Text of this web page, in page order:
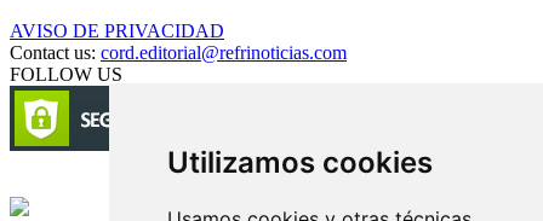
Utilizamos cookies
AVISO DE PRIVACIDAD
Contact us: cord.editorial@refrinoticias.com
FOLLOW US